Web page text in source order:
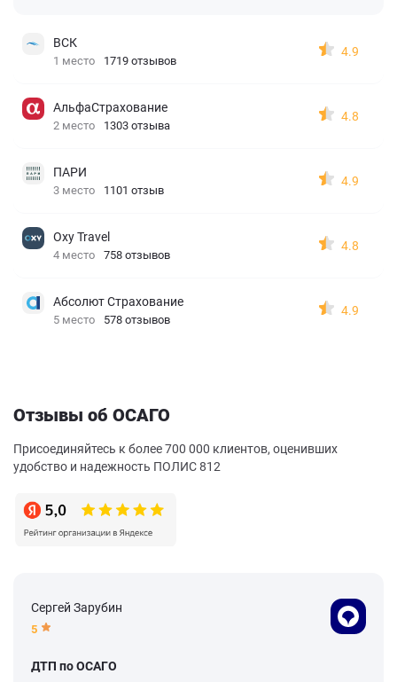
ВСК
1 место 1719 отзывов
4.9
АльфаСтрахование
2 место 1303 отзыва
4.8
ПАРИ
3 место 1101 отзыв
4.9
Oxy Travel
4 место 758 отзывов
4.8
Абсолют Страхование
5 место 578 отзывов
4.9
Отзывы об ОСАГО
Присоединяйтесь к более 700 000 клиентов, оценивших
удобство и надежность ПОЛИС 812
Сергей Зарубин
5
ДТП по ОСАГО